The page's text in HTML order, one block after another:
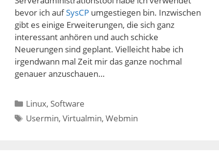
bevor ich aufSysCP umgestiegen bin. Inzwischen
gibt es einige Erweiterungen, die sich ganz
interessant anhören und auch schicke
Neuerungen sind geplant. Vielleicht habe ich
irgendwann mal Zeit mir das ganze nochmal
genauer anzuschauen…
Kategorien
Linux, Software
Schlagwörter
Usermin,Virtualmin,Webmin